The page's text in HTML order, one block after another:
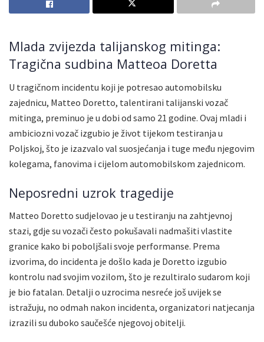
Mlada zvijezda talijanskog mitinga:
Tragična sudbina Matteoa Doretta
U tragičnom incidentu koji je potresao automobilsku
zajednicu, Matteo Doretto, talentirani talijanski vozač
mitinga, preminuo je u dobi od samo 21 godine. Ovaj mladi i
ambiciozni vozač izgubio je život tijekom testiranja u
Poljskoj, što je izazvalo val suosjećanja i tuge među njegovim
kolegama, fanovima i cijelom automobilskom zajednicom.
Neposredni uzrok tragedije
Matteo Doretto sudjelovao je u testiranju na zahtjevnoj
stazi, gdje su vozači često pokušavali nadmašiti vlastite
granice kako bi poboljšali svoje performanse. Prema
izvorima, do incidenta je došlo kada je Doretto izgubio
kontrolu nad svojim vozilom, što je rezultiralo sudarom koji
je bio fatalan. Detalji o uzrocima nesreće još uvijek se
istražuju, no odmah nakon incidenta, organizatori natjecanja
izrazili su duboko saučešće njegovoj obitelji.